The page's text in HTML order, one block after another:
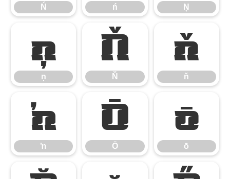
Ń ń Ņ
ņ
ņ
Ň
Ň
ň
ň
ŉ
ŉ
Ō
Ō
ō
ō